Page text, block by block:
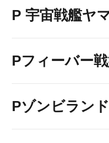
P 宇宙戦艦ヤ
Pフィーバー
Pゾンビラン